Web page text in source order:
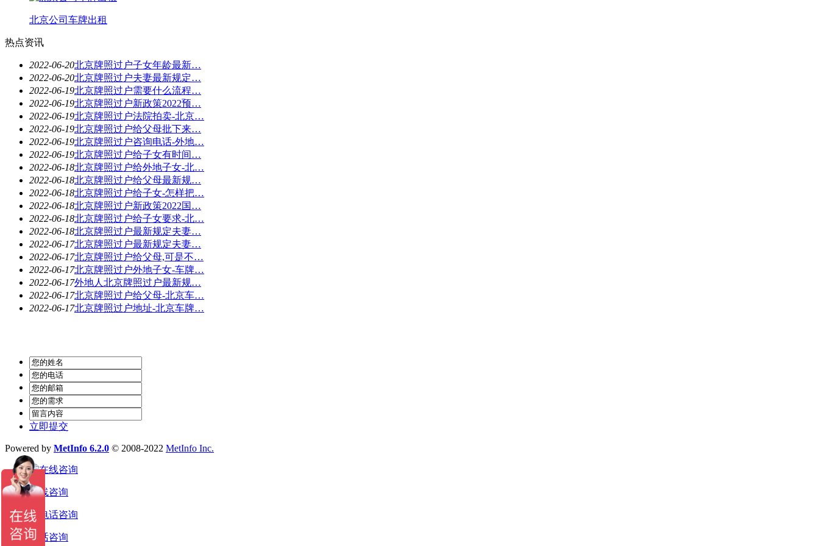
北京公司车牌出租
热点资讯
2022-06-20北京牌照过户子女年龄最新…
2022-06-20北京牌照过户夫妻最新规定…
2022-06-19北京牌照过户需要什么流程…
2022-06-19北京牌照过户新政策2022预…
2022-06-19北京牌照过户法院拍卖-北京…
2022-06-19北京牌照过户给父母批下来…
2022-06-19北京牌照过户咨询电话-外地…
2022-06-19北京牌照过户给子女有时间…
2022-06-18北京牌照过户给外地子女-北…
2022-06-18北京牌照过户给父母最新规…
2022-06-18北京牌照过户给子女-怎样把…
2022-06-18北京牌照过户新政策2022国…
2022-06-18北京牌照过户给子女要求-北…
2022-06-18北京牌照过户最新规定夫妻…
2022-06-17北京牌照过户最新规定夫妻…
2022-06-17北京牌照过户给父母,可是不…
2022-06-17北京牌照过户外地子女-车牌…
2022-06-17外地人北京牌照过户最新规…
2022-06-17北京牌照过户给父母-北京车…
2022-06-17北京牌照过户地址-北京车牌…
立即提交
Powered by MetInfo 6.2.0 © 2008-2022 MetInfo Inc.
在线咨询
电话咨询